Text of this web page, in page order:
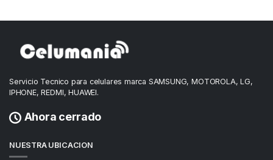
Servicio Tecnico para celulares marca SAMSUNG, MOTOROLA, LG,
IPHONE, REDMI, HUAWEI.
Ahora cerrado
NUESTRA UBICACION